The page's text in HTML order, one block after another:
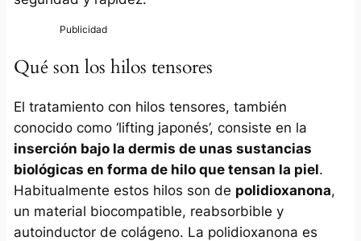
Qué son los hilos tensores
El tratamiento con hilos tensores, también
conocido como ‘lifting japonés’, consiste en la
inserción bajo la dermis de unas sustancias
biológicas en forma de hilo que tensan la piel.
Habitualmente estos hilos son de polidioxanona,
un material biocompatible, reabsorbible y
autoinductor de colágeno. La polidioxanona es